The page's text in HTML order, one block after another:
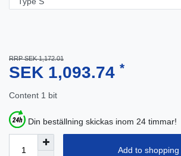
RRP SEK 1,172.01
SEK 1,093.74 *
Content 1 bit
Din beställning skickas inom 24 timmar!
Add to shopping